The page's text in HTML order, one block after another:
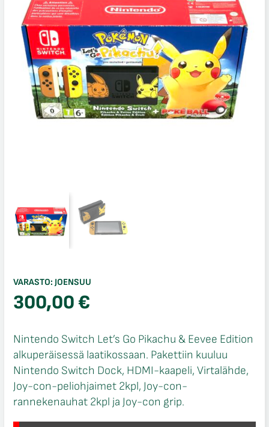
VARASTO: JOENSUU
300,00€
Nintendo Switch Let’s Go Pikachu & Eevee Edition
alkuperäisessä laatikossaan. Pakettiin kuuluu
Nintendo Switch Dock, HDMI-kaapeli, Virtalähde,
Joy-con-peliohjaimet 2kpl, Joy-con-
rannekenauhat 2kpl ja Joy-con grip.